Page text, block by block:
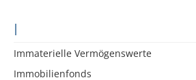
I
Immaterielle Vermögenswerte
Immobilienfonds